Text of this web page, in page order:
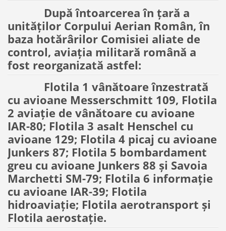
După întoarcerea în ţară a
unităţilor Corpului Aerian Român, în
baza hotărârilor Comisiei aliate de
control, aviaţia militară română a
fost reorganizată astfel:
Flotila 1 vânătoare înzestrată
cu avioane Messerschmitt 109, Flotila
2 aviaţie de vânătoare cu avioane
IAR-80; Flotila 3 asalt Henschel cu
avioane 129; Flotila 4 picaj cu avioane
Junkers 87; Flotila 5 bombardament
greu cu avioane Junkers 88 şi Savoia
Marchetti SM-79; Flotila 6 informaţie
cu avioane IAR-39; Flotila
hidroaviaţie; Flotila aerotransport şi
Flotila aerostaţie.